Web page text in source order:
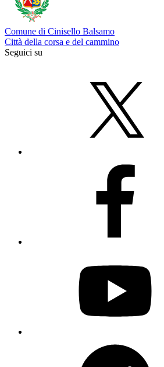
Comune di Cinisello Balsamo
Città della corsa e del cammino
Seguici su